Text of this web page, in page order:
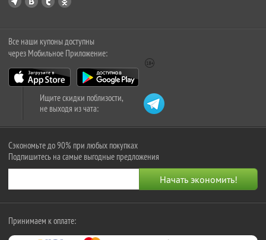
Все наши купоны доступны
через Мобильное Приложение:
Ищите скидки поблизости,
не выходя из чата:
Сэкономьте до 90% при любых покупках
Подпишитесь на самые выгодные предложения
Принимаем к оплате: